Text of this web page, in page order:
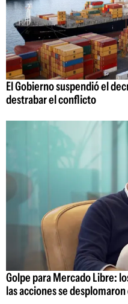
El Gobierno suspendió el
destrabar el conflicto
Golpe para Mercado Libre:
las acciones se